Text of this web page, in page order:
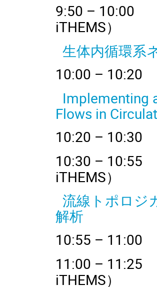
9:50 –
iTHEMS）
生体内循環系
10:00 –
Implementing
Flows in
10:20 –
10:30 –
iTHEMS）
流線トポロジ
解析
10:55 –
11 :00 –
iTHEMS）